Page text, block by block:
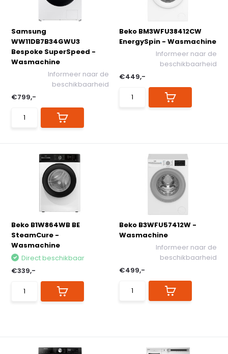
Samsung
WW11DB7B34GWU3
Bespoke SuperSpeed -
Wasmachine
Informeer naar de
beschikbaarheid
€799,-
Beko BM3WFU38412CW
EnergySpin - Wasmachine
Informeer naar de
beschikbaarheid
€449,-
Beko B1W864WB BE
SteamCure -
Wasmachine
Direct beschikbaar
€339,-
Beko B3WFU57412W -
Wasmachine
Informeer naar de
beschikbaarheid
€499,-